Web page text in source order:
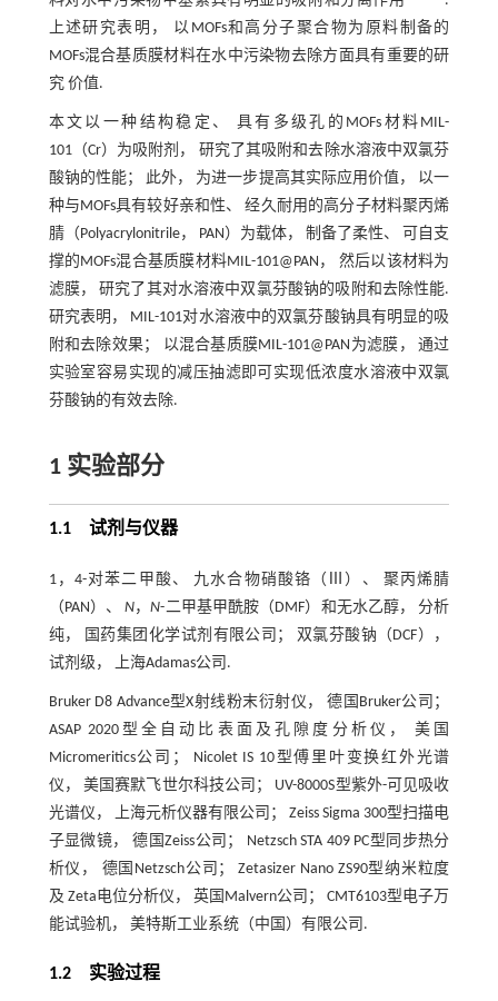
上述研究表明， 以MOFs和高分子聚合物为原料制备的
MOFs混合基质膜材料在水中污染物去除方面具有重要的研
究 价值.
本文以一种结构稳定、 具有多级孔的MOFs材料MIL-
101（Cr）为吸附剂， 研究了其吸附和去除水溶液中双氯芬
酸钠的性能； 此外， 为进一步提高其实际应用价值， 以一
种与MOFs具有较好亲和性、 经久耐用的高分子材料聚丙烯
腈（Polyacrylonitrile， PAN）为载体， 制备了柔性、 可自支
撑的MOFs混合基质膜材料MIL-101@PAN， 然后以该材料为
滤膜， 研究了其对水溶液中双氯芬酸钠的吸附和去除性能.
研究表明， MIL-101对水溶液中的双氯芬酸钠具有明显的吸
附和去除效果； 以混合基质膜MIL-101@PAN为滤膜， 通过
实验室容易实现的减压抽滤即可实现低浓度水溶液中双氯
芬酸钠的有效去除.
1 实验部分
1.1 试剂与仪器
1，4-对苯二甲酸、 九水合物硝酸铬（Ⅲ）、 聚丙烯腈
（PAN）、N，N-二甲基甲酰胺（DMF）和无水乙醇， 分析
纯， 国药集团化学试剂有限公司； 双氯芬酸钠（DCF），
试剂级， 上海Adamas公司.
Bruker D8 Advance型X射线粉末衍射仪， 德国Bruker公司；
ASAP 2020型全自动比表面及孔隙度分析仪， 美国
Micromeritics公司； Nicolet IS 10型傅里叶变换红外光谱
仪， 美国赛默飞世尔科技公司； UV-8000S型紫外-可见吸收
光谱仪， 上海元析仪器有限公司； Zeiss Sigma 300型扫描电
子显微镜， 德国Zeiss公司； Netzsch STA 409 PC型同步热分
析仪， 德国Netzsch公司； Zetasizer Nano ZS90型纳米粒度
及 Zeta电位分析仪， 英国Malvern公司； CMT6103型电子万
能试验机， 美特斯工业系统（中国）有限公司.
1.2 实验过程